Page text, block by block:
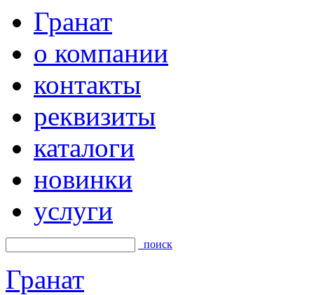
Гранат
о компании
контакты
реквизиты
каталоги
новинки
услуги
поиск
Гранат